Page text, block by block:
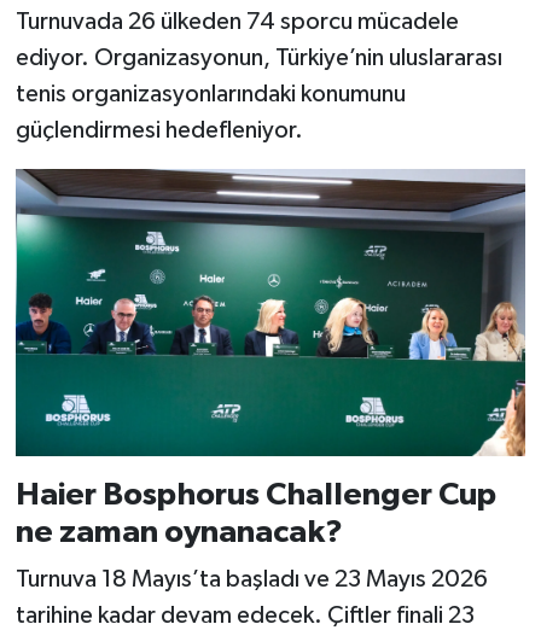
Turnuvada 26 ülkeden 74 sporcu mücadele
ediyor. Organizasyonun, Türkiye’nin uluslararası
tenis organizasyonlarındaki konumunu
güçlendirmesi hedefleniyor.
Haier Bosphorus Challenger Cup
ne zaman oynanacak?
Turnuva 18 Mayıs’ta başladı ve 23 Mayıs 2026
tarihine kadar devam edecek. Çiftler finali 23